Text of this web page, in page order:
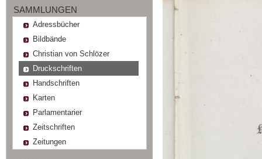
SAMMLUNGEN
Adressbücher
Bildbände
Christian von Schlözer
Druckschriften
Handschriften
Karten
Parlamentarier
Zeitschriften
Zeitungen